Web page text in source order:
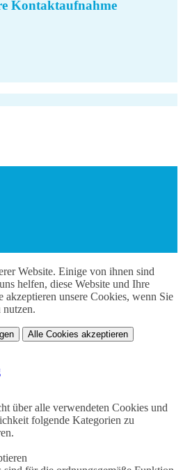
Kontaktaufnahme
Website. Einige von ihnen sind
helfen, diese Website und Ihre
akzeptieren unsere Cookies, wenn Sie
nutzen.
Alle Cookies akzeptieren
über alle verwendeten Cookies und
folgende Kategorien zu